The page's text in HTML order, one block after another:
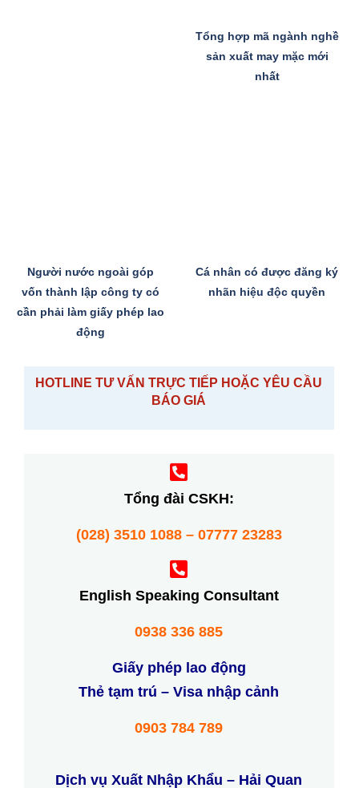
Tổng hợp mã ngành nghề
sản xuất may mặc mới
nhất
Người nước ngoài góp
vốn thành lập công ty có
cần phải làm giấy phép lao
động
Cá nhân có được đăng ký
nhãn hiệu độc quyền
HOTLINE TƯ VẤN TRỰC TIẾP HOẶC YÊU CẦU
BÁO GIÁ
Tổng đài CSKH:
(028) 3510 1088 – 07777 23283
English Speaking Consultant
0938 336 885
Giấy phép lao động
Thẻ tạm trú – Visa nhập cảnh
0903 784 789
Dịch vụ Xuất Nhập Khẩu – Hải Quan